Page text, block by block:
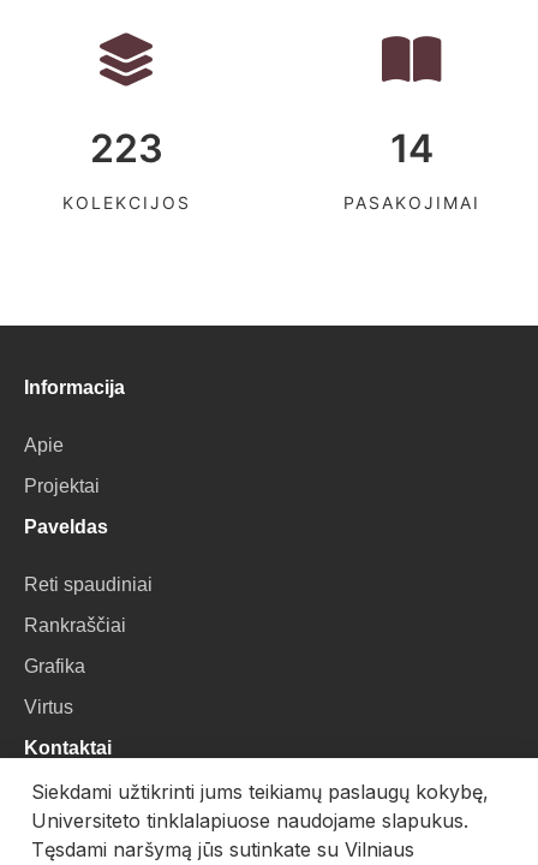
223
KOLEKCIJOS
14
PASAKOJIMAI
Informacija
Apie
Projektai
Paveldas
Reti spaudiniai
Rankraščiai
Grafika
Virtus
Kontaktai
VU Biblioteka
Universiteto g. 3, LT-01122, Vilnius
Siekdami užtikrinti jums teikiamų paslaugų kokybę,
Universiteto tinklalapiuose naudojame slapukus.
Tęsdami naršymą jūs sutinkate su Vilniaus